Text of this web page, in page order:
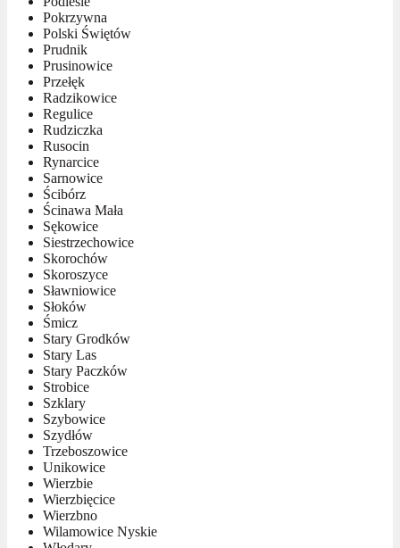
Pokrzywna
Polski Świętów
Prudnik
Prusinowice
Przełęk
Radzikowice
Regulice
Rudziczka
Rusocin
Rynarcice
Sarnowice
Ścibórz
Ścinawa Mała
Sękowice
Siestrzechowice
Skorochów
Skoroszyce
Sławniowice
Słoków
Śmicz
Stary Grodków
Stary Las
Stary Paczków
Strobice
Szklary
Szybowice
Szydłów
Trzeboszowice
Unikowice
Wierzbie
Wierzbięcice
Wierzbno
Wilamowice Nyskie